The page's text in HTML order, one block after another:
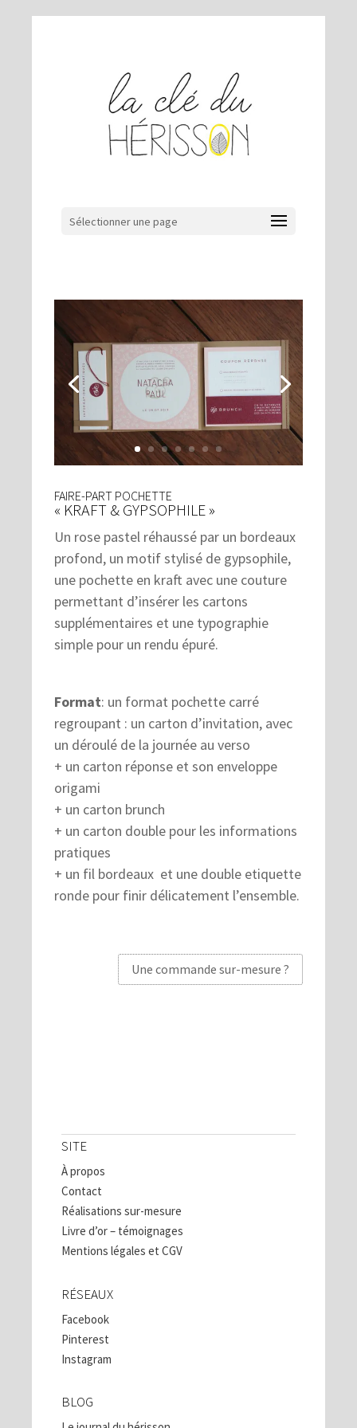
Sélectionner une page
FAIRE-PART POCHETTE
« KRAFT & GYPSOPHILE »
Un rose pastel réhaussé par un bordeaux
profond, un motif stylisé de gypsophile,
une pochette en kraft avec une couture
permettant d’insérer les cartons
supplémentaires et une typographie
simple pour un rendu épuré.
Format: un format pochette carré
regroupant : un carton d’invitation, avec
un déroulé de la journée au verso
+ un carton réponse et son enveloppe
origami
+ un carton brunch
+ un carton double pour les informations
pratiques
+ un fil bordeaux et une double etiquette
ronde pour finir délicatement l’ensemble.
Une commande sur-mesure ?
SITE
À propos
Contact
Réalisations sur-mesure
Livre d’or – témoignages
Mentions légales et CGV
RÉSEAUX
Facebook
Pinterest
Instagram
BLOG